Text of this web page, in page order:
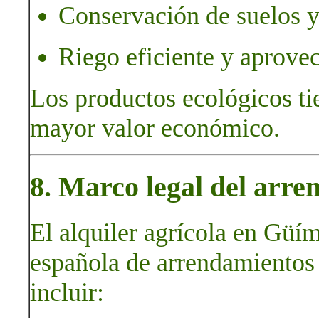
Conservación de suelos
Riego eficiente y
Los productos ecológicos
mayor valor económico.
8. Marco legal del
El alquiler agrícola en
española de
incluir: